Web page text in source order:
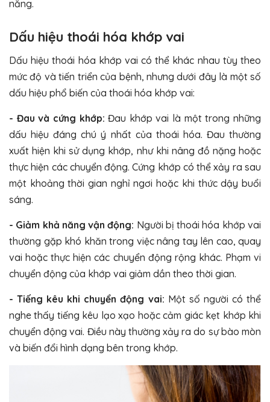
năng.
Dấu hiệu thoái hóa khớp vai
Dấu hiệu thoái hóa khớp vai có thể khác nhau tùy theo
mức độ và tiến triển của bệnh, nhưng dưới đây là một số
dấu hiệu phổ biến của thoái hóa khớp vai:
- Đau và cứng khớp:Đau khớp vai là một trong những
dấu hiệu đáng chú ý nhất của thoái hóa. Đau thường
xuất hiện khi sử dụng khớp, như khi nâng đồ nặng hoặc
thực hiện các chuyển động. Cứng khớp có thể xảy ra sau
một khoảng thời gian nghỉ ngơi hoặc khi thức dậy buổi
sáng.
- Giảm khả năng vận động: Người bị thoái hóa khớp vai
thường gặp khó khăn trong việc nâng tay lên cao, quay
vai hoặc thực hiện các chuyển động rộng khác. Phạm vi
chuyển động của khớp vai giảm dần theo thời gian.
- Tiếng kêu khi chuyển động vai: Một số người có thể
nghe thấy tiếng kêu lạo xạo hoặc cảm giác kẹt khớp khi
chuyển động vai. Điều này thường xảy ra do sự bào mòn
và biến đổi hình dạng bên trong khớp.